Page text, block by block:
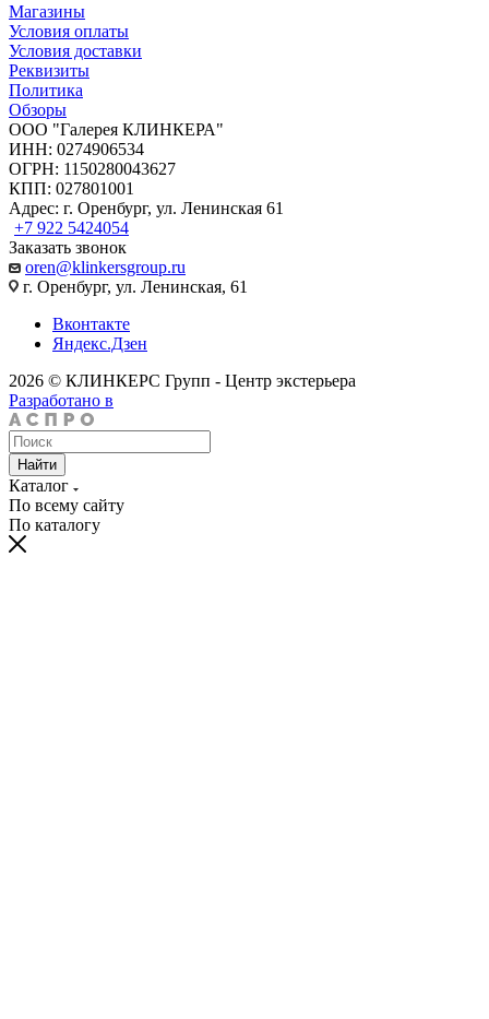
Магазины
Условия оплаты
Условия доставки
Реквизиты
Политика
Обзоры
ООО "Галерея КЛИНКЕРА"
ИНН: 0274906534
ОГРН: 1150280043627
КПП: 027801001
Адрес: г. Оренбург, ул. Ленинская 61
+7 922 5424054
Заказать звонок
oren@klinkersgroup.ru
г. Оренбург, ул. Ленинская, 61
Вконтакте
Яндекс.Дзен
2026 © КЛИНКЕРС Групп - Центр экстерьера
Разработано в
Найти
Каталог
По всему сайту
По каталогу